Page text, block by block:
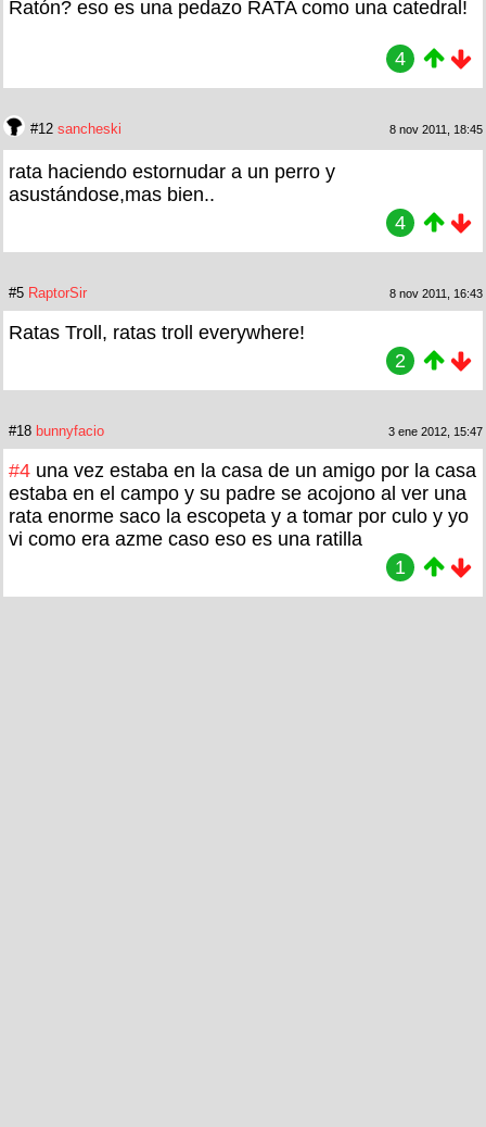
Ratón? eso es una pedazo RATA como una catedral!
4
#12 sancheski 8 nov 2011, 18:45
rata haciendo estornudar a un perro y
asustándose,mas bien..
4
#5 RaptorSir 8 nov 2011, 16:43
Ratas Troll, ratas troll everywhere!
2
#18 bunnyfacio 3 ene 2012, 15:47
#4 una vez estaba en la casa de un amigo por la casa
estaba en el campo y su padre se acojono al ver una
rata enorme saco la escopeta y a tomar por culo y yo
vi como era azme caso eso es una ratilla
1